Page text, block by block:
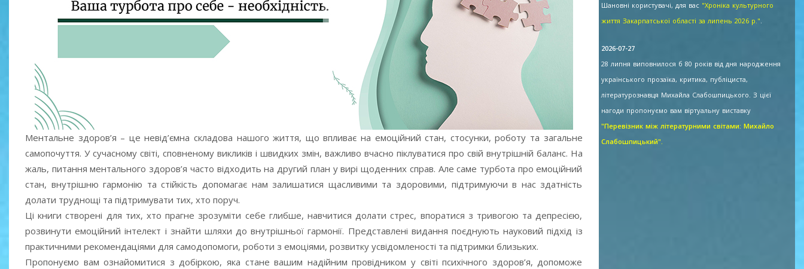
Ментальне здоров’я – це невід’ємна складова нашого життя, що впливає на емоційний стан, стосунки, роботу та загальне
самопочуття. У сучасному світі, сповненому викликів і швидких змін, важливо вчасно піклуватися про свій внутрішній баланс. На
жаль, питання ментального здоров’я часто відходить на другий план у вирі щоденних справ. Але саме турбота про емоційний
стан, внутрішню гармонію та стійкість допомагає нам залишатися щасливими та здоровими, підтримуючи в нас здатність
долати труднощі та підтримувати тих, хто поруч.
Ці книги створені для тих, хто прагне зрозуміти себе глибше, навчитися долати стрес, впоратися з тривогою та депресією,
розвинути емоційний інтелект і знайти шляхи до внутрішньої гармонії. Представлені видання поєднують науковий підхід із
практичними рекомендаціями для самодопомоги, роботи з емоціями, розвитку усвідомленості та підтримки близьких.
Пропонуємо вам ознайомитися з добіркою, яка стане вашим надійним провідником у світі психічного здоров’я, допоможе
Шановні користувачі, для вас "Хроніка культурного
життя Закарпатської області за липень 2026 р.".
2026-07-27
28 липня виповнилося б 80 років від дня народження
українського прозаїка, критика, публіциста,
літературознавця Михайла Слабошпицького. З цієї
нагоди пропонуємо вам віртуальну виставку
"Перевізник між літературними світами: Михайло
Слабошпицький".